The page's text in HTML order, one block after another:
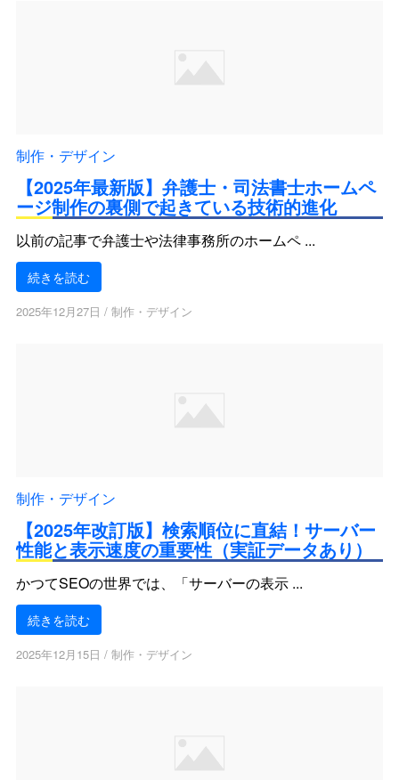
制作・デザイン
【2025年最新版】弁護士・司法書士ホームペ
ージ制作の裏側で起きている技術的進化
以前の記事で弁護士や法律事務所のホームペ ...
続きを読む
2025年12月27日 / 制作・デザイン
制作・デザイン
【2025年改訂版】検索順位に直結！サーバー
性能と表示速度の重要性（実証データあり）
かつてSEOの世界では、「サーバーの表示 ...
続きを読む
2025年12月15日 / 制作・デザイン